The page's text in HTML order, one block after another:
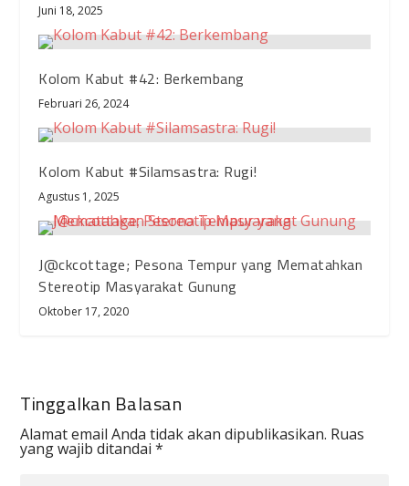
Juni 18, 2025
Kolom Kabut #42: Berkembang
Februari 26, 2024
Kolom Kabut #Silamsastra: Rugi!
Agustus 1, 2025
J@ckcottage; Pesona Tempur yang Mematahkan
Stereotip Masyarakat Gunung
Oktober 17, 2020
Tinggalkan Balasan
Alamat email Anda tidak akan dipublikasikan. Ruas
yang wajib ditandai*